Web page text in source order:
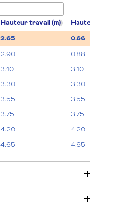
Hauteur travail (m)
Hauteur
2.65 0.66
2.90
0.88
3.10
3.10
3.30
3.30
3.55
3.55
3.75
3.75
4.20
4.20
4.65 4.65